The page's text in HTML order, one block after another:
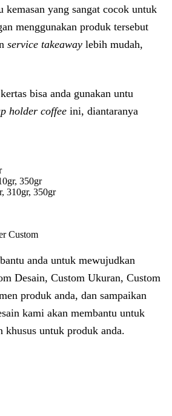
kemasan yang sangat cocok untuk
menggunakan produk tersebut
service takeaway lebih mudah,
bisa anda gunakan untu
holder coffee ini, diantaranya
350gr
310gr, 350gr
Custom
anda untuk mewujudkan
Desain, Custom Ukuran, Custom
produk anda, dan sampaikan
kami akan membantu untuk
khusus untuk produk anda.